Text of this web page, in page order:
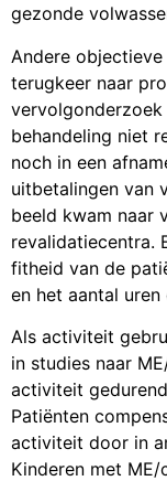
gezonde
Andere
terugkeer naar
vervolgonderzoek
behandeling niet
noch in een
uitbetalingen van
beeld kwam naar
revalidatiecentra.
fitheid van de
en het aantal
Als activiteit
in studies naar
activiteit
Patiënten
activiteit door in
Kinderen met